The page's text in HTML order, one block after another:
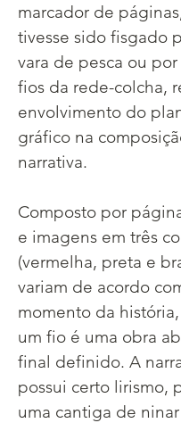
marcador de
tivesse sido fisgado
vara de pesca ou
fios da rede-colcha,
envolvimento do
gráfico na
narrativa.
Composto por
e imagens em três
(vermelha, preta e
variam de acordo
momento da
um fio é uma obra
final definido. A
possui certo lirismo,
uma cantiga de